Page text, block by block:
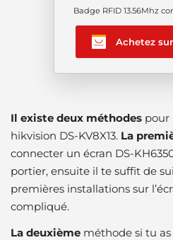
Badge RFID 13.56Mhz
Achetez
Il existe deux méthodes pour
hikvision DS-KV8X13. La
connecter un écran DS-
portier, ensuite il te suffit de
premières installations sur
compliqué.
La deuxième méthode si tu